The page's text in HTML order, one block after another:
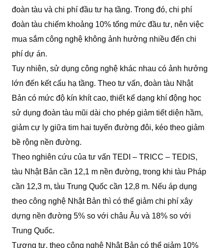
đoàn tàu và chi phí đầu tư hạ tầng. Trong đó, chi phí
đoàn tàu chiếm khoảng 10% tổng mức đầu tư, nên việc
mua sắm công nghệ không ảnh hưởng nhiều đến chi
phí dự án.
Tuy nhiên, sử dụng công nghệ khác nhau có ảnh hưởng
lớn đến kết cấu hạ tầng. Theo tư vấn, đoàn tàu Nhật
Bản có mức độ kín khít cao, thiết kế dạng khí động học
sử dụng đoàn tàu mũi dài cho phép giảm tiết diện hầm,
giảm cự ly giữa tim hai tuyến đường đôi, kéo theo giảm
bề rộng nền đường.
Theo nghiên cứu của tư vấn TEDI – TRICC – TEDIS,
tàu Nhật Bản cần 12,1 m nền đường, trong khi tàu Pháp
cần 12,3 m, tàu Trung Quốc cần 12,8 m. Nếu áp dụng
theo công nghệ Nhật Bản thì có thể giảm chi phí xây
dựng nền đường 5% so với châu Âu và 18% so với
Trung Quốc.
Tương tự, theo công nghệ Nhật Bản có thể giảm 10%